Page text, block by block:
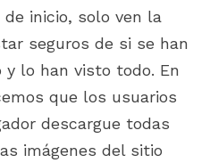
de inicio, solo ven la
seguros de si se han
y lo han visto todo. En
que los usuarios
descargue todas
imágenes del sitio